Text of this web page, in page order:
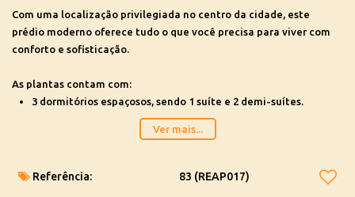
Com uma localização privilegiada no centro da cidade, este
prédio moderno oferece tudo o que você precisa para viver com
conforto e sofisticação.
As plantas contam com:
3 dormitórios espaçosos, sendo 1 suíte e 2 demi-suítes.
3 banheiros elegantes, sendo 1 o lavabo
Sala espaçosa
Ver mais...
Referência: 83 (REAP017)